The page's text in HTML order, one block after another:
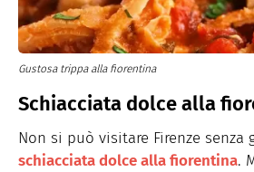
Gustosa trippa alla fiorentina
Schiacciata dolce alla
Non si può visitare Firenze senza
schiacciata dolce alla fiorentina.